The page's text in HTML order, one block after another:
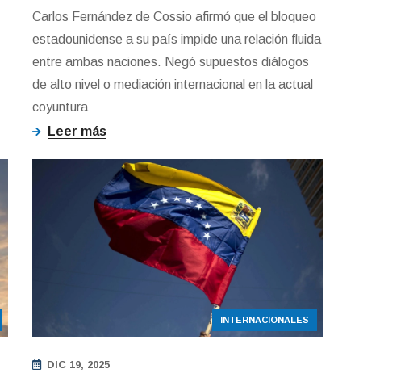
Carlos Fernández de Cossio afirmó que el bloqueo
estadounidense a su país impide una relación fluida
entre ambas naciones. Negó supuestos diálogos
de alto nivel o mediación internacional en la actual
coyuntura
Leer más
INTERNACIONALES
DIC 19, 2025